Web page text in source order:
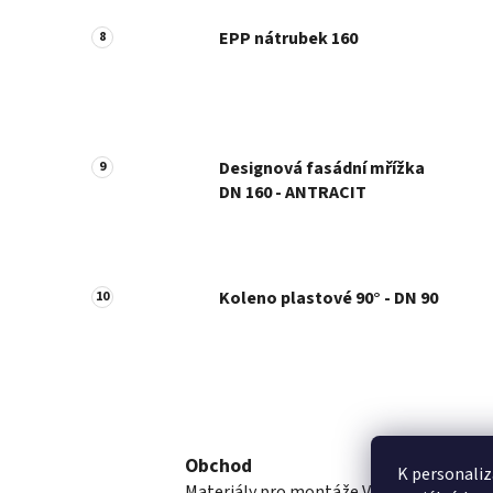
K
EPP nátrubek 160
Designová fasádní mřížka
DN 160 - ANTRACIT
Koleno plastové 90° - DN 90
Obchod